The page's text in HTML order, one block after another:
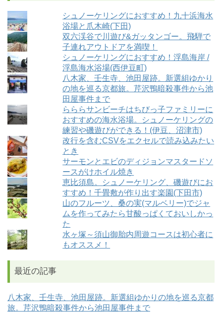
シュノーケリングにおすすめ！九十浜海水
浴場と爪木崎(下田)
双六渓谷で川遊び&ガッタンゴー。飛騨で
子連れアウトドアを満喫！
シュノーケリングにおすすめ！浮島海岸 /
浮島海水浴場(西伊豆町)
八木家、壬生寺、池田屋跡。新選組ゆかり
の地を巡る京都旅。芹沢鴨暗殺事件から池
田屋事件まで
らららサンビーチはちびっ子ファミリーに
おすすめの海水浴場。シュノーケリングの
練習や磯遊びができる！(伊豆、沼津市)
改行を含むCSVをエクセルで読み込みたい
とき
サーモンとエビのディジョンマスタードソ
ースがけホイル焼き
恵比須島。シュノーケリング、磯遊びにお
すすめ！千畳敷が作り出す楽園(下田市)
山のフルーツ、桑の実(マルベリー)でジャ
ムを作ってみたら甘酸っぱくておいしかっ
た
水ヶ塚～須山御胎内周遊コースは初心者に
もオススメ！
最近の記事
八木家、壬生寺、池田屋跡。新選組ゆかりの地を巡る京都
旅。芹沢鴨暗殺事件から池田屋事件まで